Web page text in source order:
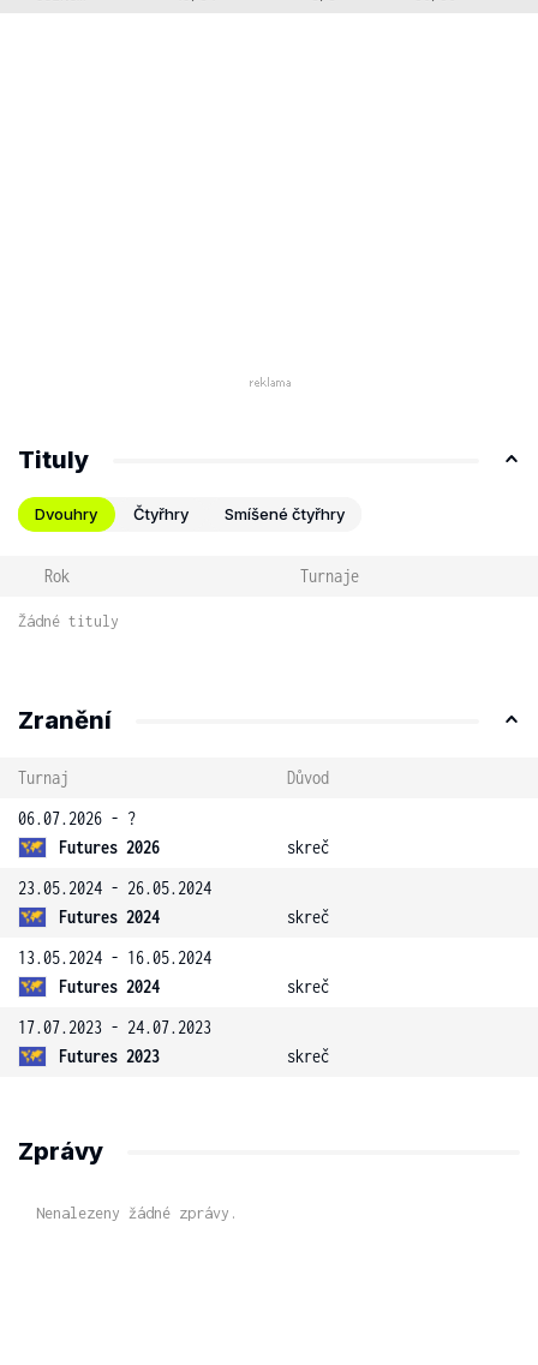
Tituly
Dvouhry Čtyřhry Smíšené čtyřhry
Rok Turnaje
Žádné tituly
Zranění
Turnaj
Důvod
06.07.2026 - ?
Futures 2026
skreč
23.05.2024 - 26.05.2024
Futures 2024
skreč
13.05.2024 - 16.05.2024
Futures 2024
skreč
17.07.2023 - 24.07.2023
Futures 2023
skreč
Zprávy
Nenalezeny žádné zprávy.